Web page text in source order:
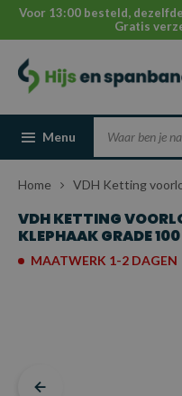
Voor 13:00 besteld,
Gratis
Menu
Home VDH Ketting voorloper
VDH KETTING
KLEPHAAK GRADE
MAATWERK 1-2 DAGEN